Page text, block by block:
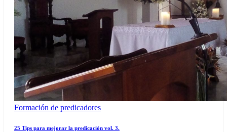
Formación de predicadores
25 Tips para mejorar la predicación vol. 3.